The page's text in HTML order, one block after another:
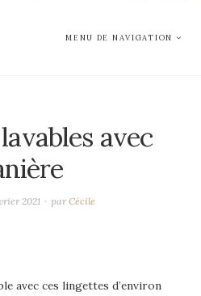
MENU DE NAVIGATION
avec
2021 parCécile
avec ces lingettes d’environ